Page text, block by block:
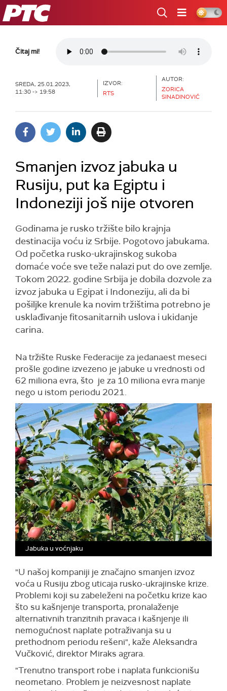
RTS
Čitaj mi!
SREDA, 25.01.2023,
11:30 -> 19:58
IZVOR:
RTS
AUTOR:
ZORICA
SINADINOVIĆ
Smanjen izvoz jabuka u
Rusiju, put ka Egiptu i
Indoneziji još nije otvoren
Godinama je rusko tržište bilo krajnja
destinacija voću iz Srbije. Pogotovo jabukama.
Od početka rusko-ukrajinskog sukoba
domaće voće sve teže nalazi put do ove zemlje.
Tokom 2022. godine Srbija je dobila dozvole za
izvoz jabuka u Egipat i Indoneziju, ali da bi
pošiljke krenule ka novim tržištima potrebno je
usklađivanje fitosanitarnih uslova i ukidanje
carina.
Na tržište Ruske Federacije za jedanaest meseci
prošle godine izvezeno je jabuke u vrednosti od
62 miliona evra, što je za 10 miliona evra manje
nego u istom periodu 2021.
Jabuka u voćnjaku
"U našoj kompaniji je značajno smanjen izvoz
voća u Rusiju zbog uticaja rusko-ukrajinske krize.
Problemi koji su zabeleženi na početku krize kao
što su kašnjenje transporta, pronalaženje
alternativnih tranzitnih pravaca i kašnjenje ili
nemogućnost naplate potraživanja su u
prethodnom periodu rešeni", kaže Aleksandra
Vučković, direktor Miraks agrara.
"Trenutno transport robe i naplata funkcionišu
neometano. Problem je neizvesnost naplate